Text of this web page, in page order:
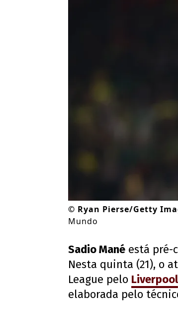
© Ryan Pierse/Getty
Mundo
Sadio Mané está pré-
Nesta quinta (21), o
League pelo Liverpool
elaborada pelo